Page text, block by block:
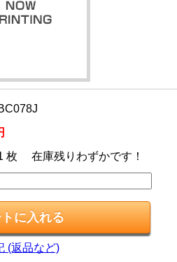
枚 在庫残りわずかです！
(返品など)